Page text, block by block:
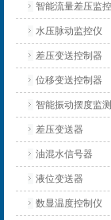
智能流量差压监
水压脉动监控仪
差压变送控制器
位移变送控制器
智能振动摆度监
差压变送器
油混水信号器
液位变送器
数显温度控制仪